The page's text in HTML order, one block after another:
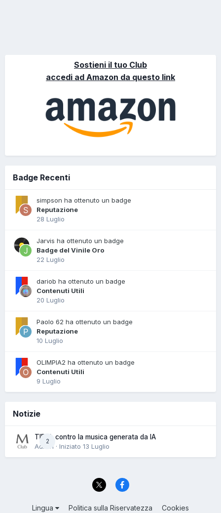
Sostieni il tuo Club
accedi ad Amazon da questo link
Badge Recenti
simpson ha ottenuto un badge
Reputazione
28 Luglio
Jarvis ha ottenuto un badge
Badge del Vinile Oro
22 Luglio
dariob ha ottenuto un badge
Contenuti Utili
20 Luglio
Paolo 62 ha ottenuto un badge
Reputazione
10 Luglio
OLIMPIA2 ha ottenuto un badge
Contenuti Utili
9 Luglio
Notizie
2
TIDAL contro la musica generata da IA
Admin · Iniziato 13 Luglio
Lingua Politica sulla Riservatezza Cookies